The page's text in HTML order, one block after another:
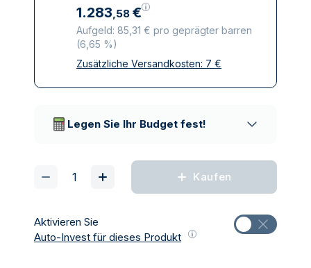
1.283,58 €
Aufgeld: 85,31 € pro geprägter barren
(6,65 %)
Alle Steuern inbegriffen
Zusätzliche Versandkosten: 7 €
Legen Sie Ihr Budget fest!
Kaufen
Aktivieren Sie
Auto-Invest für dieses Produkt